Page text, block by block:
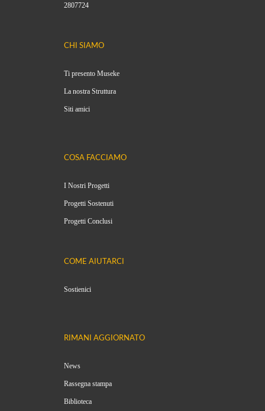
2807724
CHI SIAMO
Ti presento Museke
La nostra Struttura
Siti amici
COSA FACCIAMO
I Nostri Progetti
Progetti Sostenuti
Progetti Conclusi
COME AIUTARCI
Sostienici
RIMANI AGGIORNATO
News
Rassegna stampa
Biblioteca